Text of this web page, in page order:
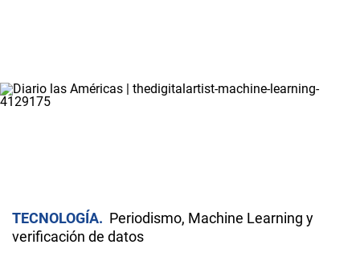
TECNOLOGÍA
Periodismo, Machine Learning y
verificación de datos